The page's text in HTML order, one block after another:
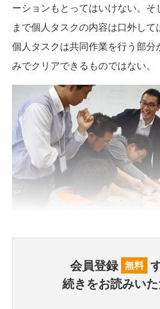
ーションもとってはいけない。そ
まで個人タスクの内容は口外し
個人タスクは共同作業を行う部
みでクリアできるものではない。
会員登録 無料
続きをお読みい